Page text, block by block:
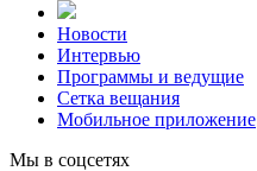
Новости
Интервью
Программы и ведущие
Сетка вещания
Мобильное приложение
Мы в соцсетях